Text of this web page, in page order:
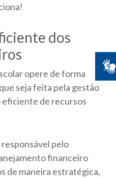
dos
opere de forma
seja feita pela gestão
eficiente de recursos
pelo
financeiro
de maneira estratégica,